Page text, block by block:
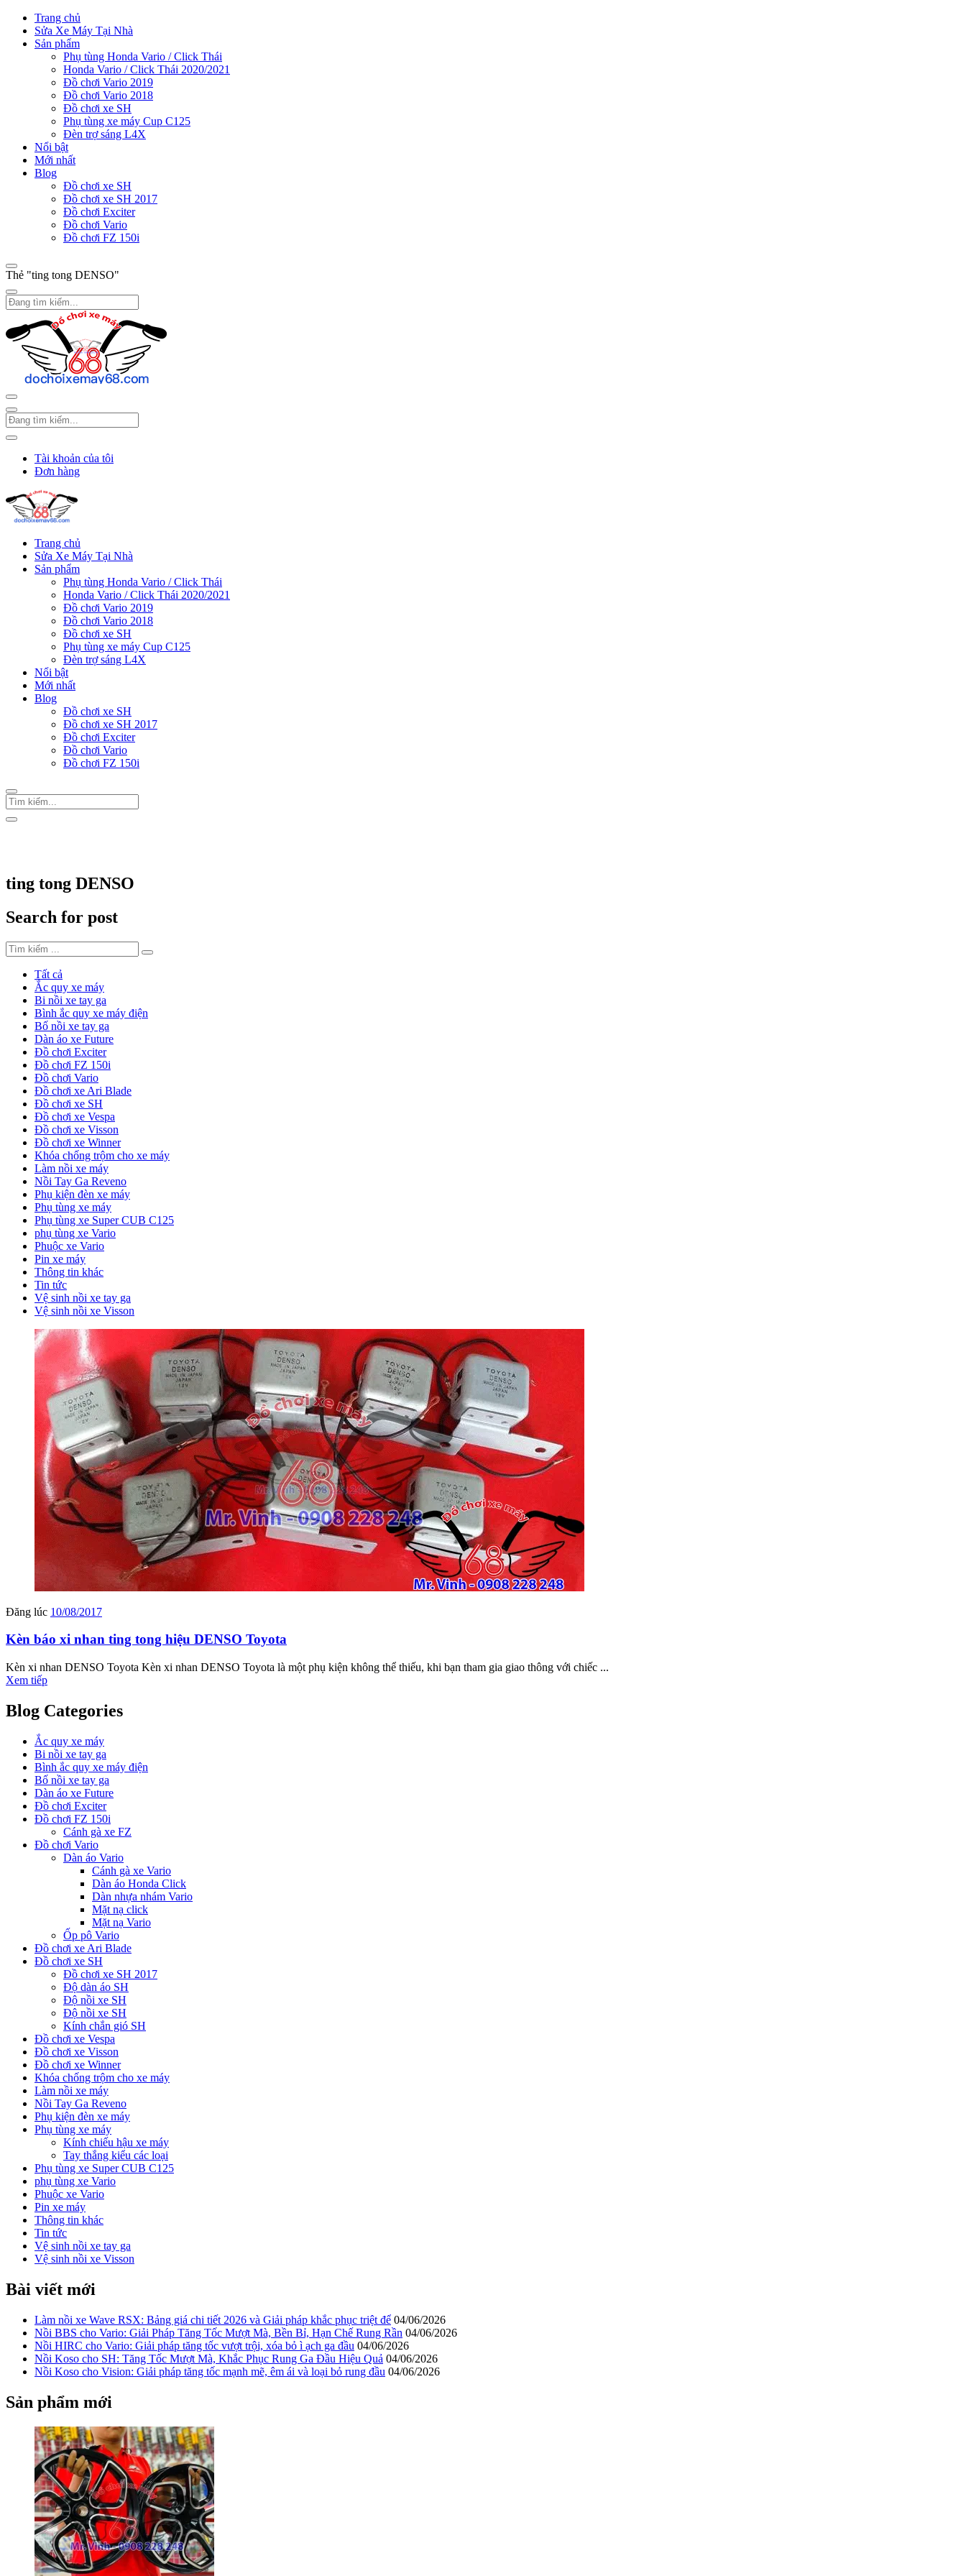
Trang chủ
Sửa Xe Máy Tại Nhà
Sản phẩm
Phụ tùng Honda Vario / Click Thái
Honda Vario / Click Thái 2020/2021
Đồ chơi Vario 2019
Đồ chơi Vario 2018
Đồ chơi xe SH
Phụ tùng xe máy Cup C125
Đèn trợ sáng L4X
Nổi bật
Mới nhất
Blog
Đồ chơi xe SH
Đồ chơi xe SH 2017
Đồ chơi Exciter
Đồ chơi Vario
Đồ chơi FZ 150i
Thẻ "ting tong DENSO"
Tài khoản của tôi
Đơn hàng
Trang chủ
Sửa Xe Máy Tại Nhà
Sản phẩm
Phụ tùng Honda Vario / Click Thái
Honda Vario / Click Thái 2020/2021
Đồ chơi Vario 2019
Đồ chơi Vario 2018
Đồ chơi xe SH
Phụ tùng xe máy Cup C125
Đèn trợ sáng L4X
Nổi bật
Mới nhất
Blog
Đồ chơi xe SH
Đồ chơi xe SH 2017
Đồ chơi Exciter
Đồ chơi Vario
Đồ chơi FZ 150i
ting tong DENSO
Search for post
Tất cả
Ắc quy xe máy
Bi nồi xe tay ga
Bình ắc quy xe máy điện
Bố nồi xe tay ga
Dàn áo xe Future
Đồ chơi Exciter
Đồ chơi FZ 150i
Đồ chơi Vario
Đồ chơi xe Ari Blade
Đồ chơi xe SH
Đồ chơi xe Vespa
Đồ chơi xe Visson
Đồ chơi xe Winner
Khóa chống trộm cho xe máy
Làm nồi xe máy
Nồi Tay Ga Reveno
Phụ kiện đèn xe máy
Phụ tùng xe máy
Phụ tùng xe Super CUB C125
phụ tùng xe Vario
Phuộc xe Vario
Pin xe máy
Thông tin khác
Tin tức
Vệ sinh nồi xe tay ga
Vệ sinh nồi xe Visson
Đăng lúc 10/08/2017
Kèn báo xi nhan ting tong hiệu DENSO Toyota
Kèn xi nhan DENSO Toyota Kèn xi nhan DENSO Toyota là một phụ kiện không thể thiếu, khi bạn tham gia giao thông với chiếc ...
Xem tiếp
Blog Categories
Ắc quy xe máy
Bi nồi xe tay ga
Bình ắc quy xe máy điện
Bố nồi xe tay ga
Dàn áo xe Future
Đồ chơi Exciter
Đồ chơi FZ 150i
Cánh gà xe FZ
Đồ chơi Vario
Dàn áo Vario
Cánh gà xe Vario
Dàn áo Honda Click
Dàn nhựa nhám Vario
Mặt nạ click
Mặt nạ Vario
Ốp pô Vario
Đồ chơi xe Ari Blade
Đồ chơi xe SH
Đồ chơi xe SH 2017
Độ dàn áo SH
Độ nồi xe SH
Độ nồi xe SH
Kính chắn gió SH
Đồ chơi xe Vespa
Đồ chơi xe Visson
Đồ chơi xe Winner
Khóa chống trộm cho xe máy
Làm nồi xe máy
Nồi Tay Ga Reveno
Phụ kiện đèn xe máy
Phụ tùng xe máy
Kính chiếu hậu xe máy
Tay thắng kiểu các loại
Phụ tùng xe Super CUB C125
phụ tùng xe Vario
Phuộc xe Vario
Pin xe máy
Thông tin khác
Tin tức
Vệ sinh nồi xe tay ga
Vệ sinh nồi xe Visson
Bài viết mới
Làm nồi xe Wave RSX: Bảng giá chi tiết 2026 và Giải pháp khắc phục triệt để 04/06/2026
Nồi BBS cho Vario: Giải Pháp Tăng Tốc Mượt Mà, Bền Bỉ, Hạn Chế Rung Rần 04/06/2026
Nồi HIRC cho Vario: Giải pháp tăng tốc vượt trội, xóa bỏ ì ạch ga đầu 04/06/2026
Nồi Koso cho SH: Tăng Tốc Mượt Mà, Khắc Phục Rung Ga Đầu Hiệu Quả 04/06/2026
Nồi Koso cho Vision: Giải pháp tăng tốc mạnh mẽ, êm ái và loại bỏ rung đầu 04/06/2026
Sản phẩm mới